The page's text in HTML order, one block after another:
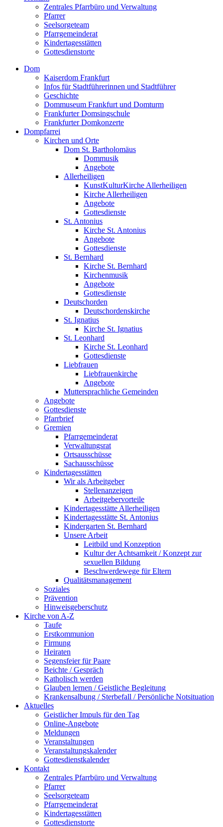
Zentrales Pfarrbüro und Verwaltung
Pfarrer
Seelsorgeteam
Pfarrgemeinderat
Kindertagesstätten
Gottesdienstorte
Dom
Kaiserdom Frankfurt
Infos für Stadtführerinnen und Stadtführer
Geschichte
Dommuseum Frankfurt und Domturm
Frankfurter Domsingschule
Frankfurter Domkonzerte
Dompfarrei
Kirchen und Orte
Dom St. Bartholomäus
Dommusik
Angebote
Allerheiligen
KunstKulturKirche Allerheiligen
Kirche Allerheiligen
Angebote
Gottesdienste
St. Antonius
Kirche St. Antonius
Angebote
Gottesdienste
St. Bernhard
Kirche St. Bernhard
Kirchenmusik
Angebote
Gottesdienste
Deutschorden
Deutschordenskirche
St. Ignatius
Kirche St. Ignatius
St. Leonhard
Kirche St. Leonhard
Gottesdienste
Liebfrauen
Liebfrauenkirche
Angebote
Muttersprachliche Gemeinden
Angebote
Gottesdienste
Pfarrbrief
Gremien
Pfarrgemeinderat
Verwaltungsrat
Ortsausschüsse
Sachausschüsse
Kindertagesstätten
Wir als Arbeitgeber
Stellenanzeigen
Arbeitgebervorteile
Kindertagesstätte Allerheiligen
Kindertagesstätte St. Antonius
Kindergarten St. Bernhard
Unsere Arbeit
Leitbild und Konzeption
Kultur der Achtsamkeit / Konzept zur
sexuellen Bildung
Beschwerdewege für Eltern
Qualitätsmanagement
Soziales
Prävention
Hinweisgeberschutz
Kirche von A-Z
Taufe
Erst­kommunion
Firmung
Heiraten
Segensfeier für Paare
Beichte /​ Gespräch
Katholisch werden
Glauben lernen / Geistliche Begleitung
Krankensalbung / Sterbefall / Persönliche Notsituation
Aktuelles
Geistlicher Impuls für den Tag
Online-Angebote
Meldungen
Veranstaltungen
Veranstaltungskalender
Gottesdienstkalender
Kontakt
Zentrales Pfarrbüro und Verwaltung
Pfarrer
Seelsorgeteam
Pfarrgemeinderat
Kindertagesstätten
Gottesdienstorte